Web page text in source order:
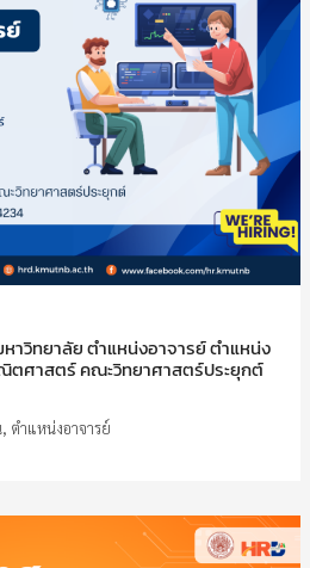
าวิทยาลัย ตำแหน่งอาจารย์ ตำแหน่ง
ตศาสตร์ คณะวิทยาศาสตร์ประยุกต์
, ตำแหน่งอาจารย์